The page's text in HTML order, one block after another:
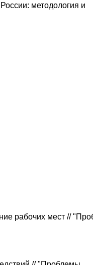
методология и
рабочих мест //